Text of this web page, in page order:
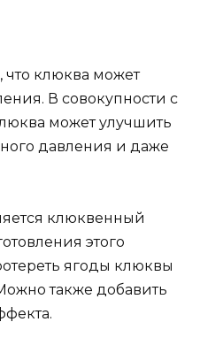
что клюква может
В совокупности с
может улучшить
давления и даже
клюквенный
этого
ягоды клюквы
также добавить